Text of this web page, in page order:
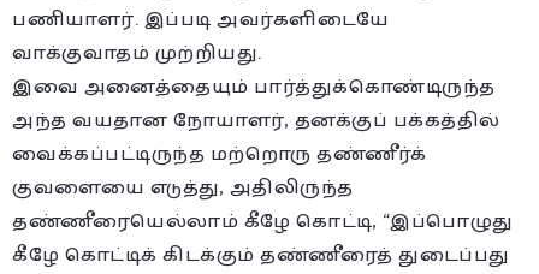
பணியாளர். இப்படி அவர்களிடையே
வாக்குவாதம் முற்றியது.
இவை அனைத்தையும் பார்த்துக்கொண்டிருந்த
அந்த வயதான நோயாளர், தனக்குப் பக்கத்தில்
வைக்கப்பட்டிருந்த மற்றொரு தண்ணீர்க்
குவளையை எடுத்து, அதிலிருந்த
தண்ணீரையெல்லாம் கீழே கொட்டி, “இப்பொழுது
கீழே கொட்டிக் கிடக்கும் தண்ணீரைத் துடைப்பது